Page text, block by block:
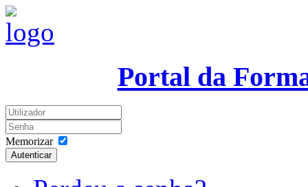
Portal da
Memorizar
Autenticar